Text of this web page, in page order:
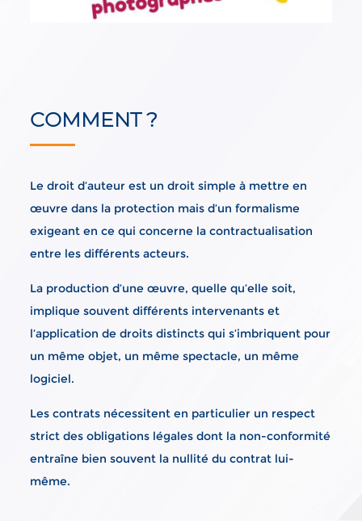
COMMENT ?
Le droit d’auteur est un droit simple à mettre en
œuvre dans la protection mais d’un formalisme
exigeant en ce qui concerne la contractualisation
entre les différents acteurs.
La production d’une œuvre, quelle qu’elle soit,
implique souvent différents intervenants et
l’application de droits distincts qui s’imbriquent pour
un même objet, un même spectacle, un même
logiciel.
Les contrats nécessitent en particulier un respect
strict des obligations légales dont la non-conformité
entraîne bien souvent la nullité du contrat lui-
même.